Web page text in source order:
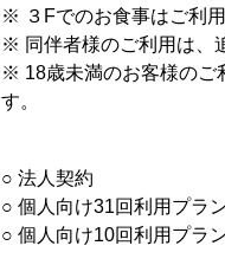
※ ３Fでのお食事はご利用
※ 同伴者様のご利用は、
※ 18歳未満のお客様のご
す。
○︎ 法人契約
○︎ 個人向け31回利用プラ
○︎ 個人向け10回利用プラ